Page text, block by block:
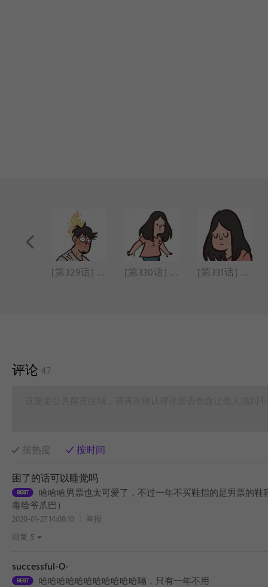
[第329话] 大脑短路 [第330话] 聊天 [第331话] 垃圾
评论 47
按热度
按时间
困了的话可以睡觉吗
哈哈哈男票也太可爱了，不过一年不买鞋指的是男票的
毒给爷爪巴）
2020-01-27 14:08:10
举报
回复 5
successful-O-
哈哈哈哈哈哈哈哈哈哈哈嗝，只有一年不用